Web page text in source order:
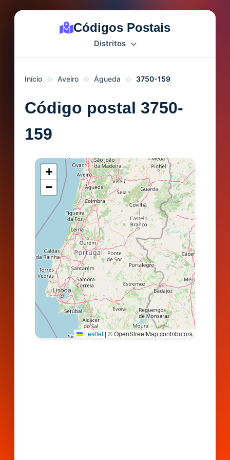
Códigos Postais
Distritos
Início Aveiro Águeda 3750-159
Código postal 3750-
159
+
−
Leaflet | © OpenStreetMap contributors